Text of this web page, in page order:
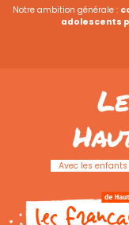
Notre ambition générale :
adolescents
Avec les